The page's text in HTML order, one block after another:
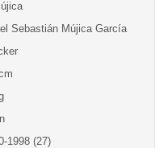
Sebastián Mújica García
1998 (27)